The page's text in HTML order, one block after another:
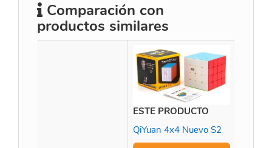
Comparación con
productos similares
ESTE PRODUCTO
QiYuan 4x4 Nuevo S2